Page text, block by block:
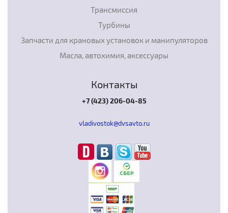
Трансмиссия
Турбины
Запчасти для крановых установок и манипуляторов
Масла, автохимия, аксессуары
Контакты
+7 (423) 206-04-85
vladivostok@dvsavto.ru